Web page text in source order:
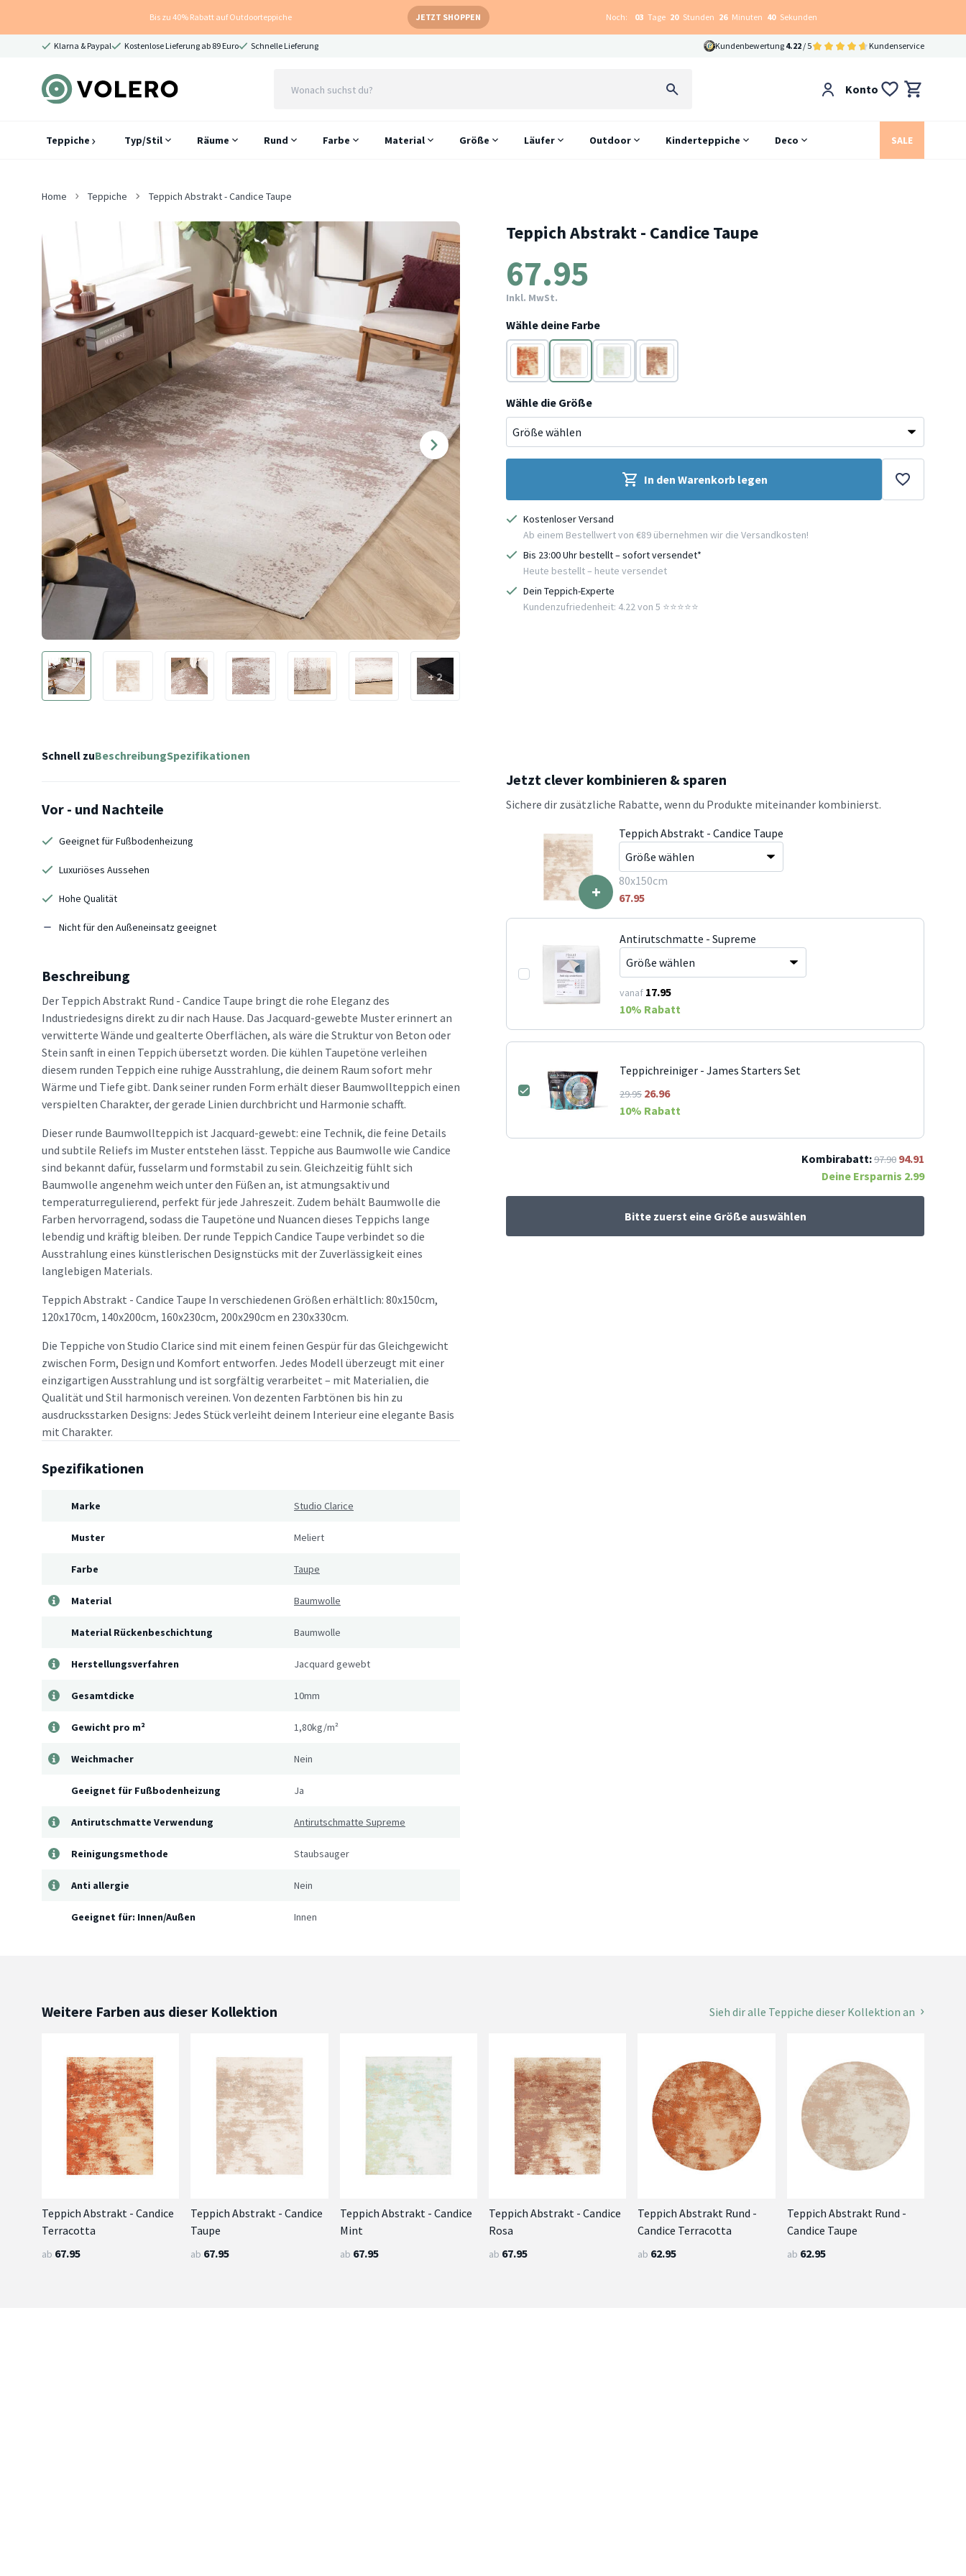
Bis zu 40% Rabatt auf Outdoorteppiche JETZT SHOPPEN Noch: 03 Tage 20 Stunden 26 Minuten 38 Sekunden
Klarna & Paypal Kostenlose Lieferung ab 89 Euro Schnelle Lieferung Kundenbewertung 4.22 / 5 Kundenservice
Konto
Teppiche Typ/Stil Räume Rund Farbe Material Größe Läufer Outdoor Kinderteppiche Deco SALE
Home Teppiche Teppich Abstrakt - Candice Taupe
+ 2
Teppich Abstrakt - Candice Taupe
67.95
Inkl. MwSt.
Wähle deine Farbe
TerracottaTaupe Mint
Rosa
Wähle die Größe
In den Warenkorb legen
Kostenloser Versand
Ab einem Bestellwert von €89 übernehmen wir die Versandkosten!
Bis 23:00 Uhr bestellt – sofort versendet*
Heute bestellt – heute versendet
Dein Teppich-Experte
Kundenzufriedenheit: 4.22 von 5 ⭐️⭐️⭐️⭐️⭐️
Schnell zuBeschreibungSpezifikationen
Vor - und Nachteile
Geeignet für Fußbodenheizung
Luxuriöses Aussehen
Hohe Qualität
Nicht für den Außeneinsatz geeignet
Beschreibung
Der Teppich Abstrakt Rund - Candice Taupe bringt die rohe Eleganz des
Industriedesigns direkt zu dir nach Hause. Das Jacquard-gewebte Muster erinnert an
verwitterte Wände und gealterte Oberflächen, als wäre die Struktur von Beton oder
Stein sanft in einen Teppich übersetzt worden. Die kühlen Taupetöne verleihen
diesem runden Teppich eine ruhige Ausstrahlung, die deinem Raum sofort mehr
Wärme und Tiefe gibt. Dank seiner runden Form erhält dieser Baumwollteppich einen
verspielten Charakter, der gerade Linien durchbricht und Harmonie schafft.
Dieser runde Baumwollteppich ist Jacquard-gewebt: eine Technik, die feine Details
und subtile Reliefs im Muster entstehen lässt. Teppiche aus Baumwolle wie Candice
sind bekannt dafür, fusselarm und formstabil zu sein. Gleichzeitig fühlt sich
Baumwolle angenehm weich unter den Füßen an, ist atmungsaktiv und
temperaturregulierend, perfekt für jede Jahreszeit. Zudem behält Baumwolle die
Farben hervorragend, sodass die Taupetöne und Nuancen dieses Teppichs lange
lebendig und kräftig bleiben. Der runde Teppich Candice Taupe verbindet so die
Ausstrahlung eines künstlerischen Designstücks mit der Zuverlässigkeit eines
langlebigen Materials.
Teppich Abstrakt - Candice Taupe In verschiedenen Größen erhältlich: 80x150cm,
120x170cm, 140x200cm, 160x230cm, 200x290cm en 230x330cm.
Die Teppiche von Studio Clarice sind mit einem feinen Gespür für das Gleichgewicht
zwischen Form, Design und Komfort entworfen. Jedes Modell überzeugt mit einer
einzigartigen Ausstrahlung und ist sorgfältig verarbeitet – mit Materialien, die
Qualität und Stil harmonisch vereinen. Von dezenten Farbtönen bis hin zu
ausdrucksstarken Designs: Jedes Stück verleiht deinem Interieur eine elegante Basis
mit Charakter.
Spezifikationen
Marke Studio Clarice
Muster Meliert
Farbe Taupe
Material Baumwolle
Material Rückenbeschichtung Baumwolle
Herstellungsverfahren Jacquard gewebt
Gesamtdicke 10mm
Gewicht pro m² 1,80kg/m²
Weichmacher Nein
Geeignet für Fußbodenheizung Ja
Antirutschmatte Verwendung Antirutschmatte Supreme
Reinigungsmethode Staubsauger
Anti allergie Nein
Geeignet für: Innen/Außen Innen
Jetzt clever kombinieren & sparen
Sichere dir zusätzliche Rabatte, wenn du Produkte miteinander kombinierst.
+
Teppich Abstrakt - Candice Taupe
80x150cm
67.95
Antirutschmatte - Supreme
vanaf 17.95
10% Rabatt
Teppichreiniger - James Starters Set
29.95 26.96
10% Rabatt
Kombirabatt:97.90 94.91
Deine Ersparnis 2.99
Bitte zuerst eine Größe auswählen
Weitere Farben aus dieser Kollektion Sieh dir alle Teppiche dieser Kollektion an
Teppich Abstrakt - Candice
Terracotta
ab 67.95
Teppich Abstrakt - Candice
Taupe
ab 67.95
Teppich Abstrakt - Candice
Mint
ab 67.95
Teppich Abstrakt - Candice
Rosa
ab 67.95
Teppich Abstrakt Rund -
Candice Terracotta
ab 62.95
Teppich Abstrakt Rund -
Candice Taupe
ab 62.95